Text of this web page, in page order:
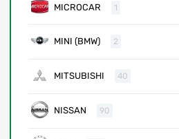
MICROCAR 1
MINI (BMW) 2
MITSUBISHI 40
NISSAN 90